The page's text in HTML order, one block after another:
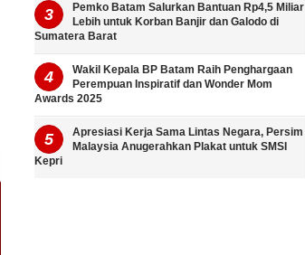
Pemko Batam Salurkan Bantuan Rp4,5 Miliar
Lebih untuk Korban Banjir dan Galodo di
Sumatera Barat
Wakil Kepala BP Batam Raih Penghargaan
Perempuan Inspiratif dan Wonder Mom
Awards 2025
Apresiasi Kerja Sama Lintas Negara, Persim
Malaysia Anugerahkan Plakat untuk SMSI
Kepri